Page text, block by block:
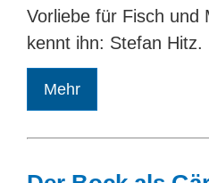
Vorliebe für Fisch und
kennt ihn: Stefan Hitz.
Mehr